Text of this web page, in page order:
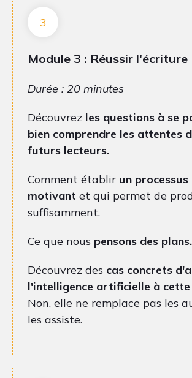
3
Module 3 : Réussir l'écriture
Durée : 20 minutes
Découvrez les questions à se
bien comprendre les attentes
futurs lecteurs.
Comment établir un
motivant et qui permet de
suffisamment.
Ce que nous pensons des plans.
Découvrez des cas concrets
l'intelligence artificielle à
Non, elle ne remplace pas les
les assiste.